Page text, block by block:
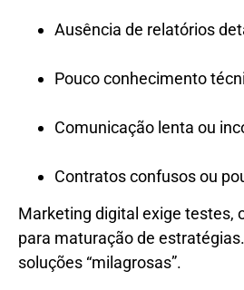
Ausência de relatórios
Pouco conhecimento
Comunicação lenta ou
Contratos confusos ou
Marketing digital exige testes,
para maturação de
soluções “milagrosas”.